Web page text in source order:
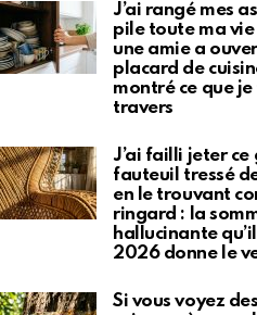
J’ai rangé mes
pile toute ma vie
une amie a
placard de
montré ce que
travers
J’ai failli jeter
fauteuil tressé
en le trouvant
ringard : la
hallucinante
2026 donne le
Si vous voyez